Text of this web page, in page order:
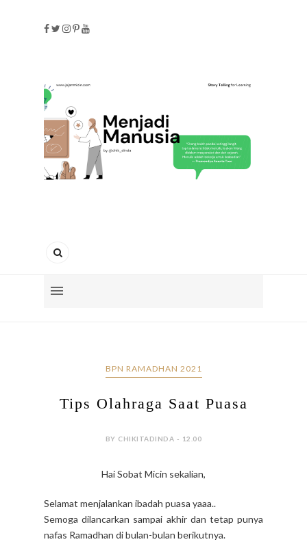
BPN RAMADHAN 2021
Tips Olahraga Saat Puasa
BY CHIKITADINDA - 12.00
Hai Sobat Micin sekalian,
Selamat menjalankan ibadah puasa yaaa..
Semoga dilancarkan sampai akhir dan tetap punya
nafas Ramadhan di bulan-bulan berikutnya.